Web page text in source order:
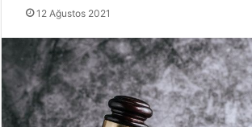
12 Ağustos 2021